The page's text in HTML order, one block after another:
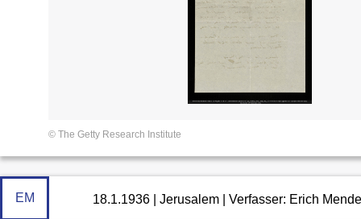
© The Getty Research Institute
EM 18.1.1936 | Jerusalem | Verfasser: Erich